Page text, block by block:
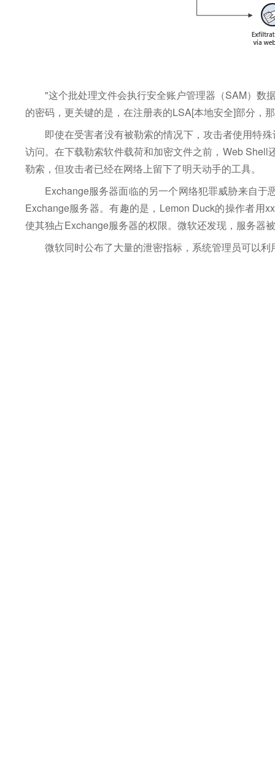
"这个批处理文件会执行安全账户管理器（SAM）数
的密码，更关键的是，在注册表的LSA[本地安全]部分，
即使在受害者没有被勒索的情况下，攻击者使用特
访问。在下载勒索软件载荷和加密文件之前，Web
勒索，但攻击者已经在网络上留下了明天动手的工具。
Exchange服务器面临的另一个网络犯罪威胁来自
Exchange服务器。有趣的是，Lemon Duck的操作者用
使其独占Exchange服务器的权限。微软还发现，服务器
微软同时公布了大量的泄密指标，系统管理员可以